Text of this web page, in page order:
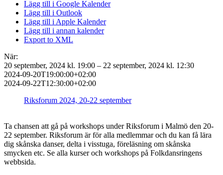
Lägg till i Google Kalender
Lägg till i Outlook
Lägg till i Apple Kalender
Lägg till i annan kalender
Export to XML
När:
20 september, 2024 kl. 19:00 – 22 september, 2024 kl. 12:30
2024-09-20T19:00:00+02:00
2024-09-22T12:30:00+02:00
Riksforum 2024, 20-22 september
Ta chansen att gå på workshops under Riksforum i Malmö den 20-
22 september. Riksforum är för alla medlemmar och du kan få lära
dig skånska danser, delta i visstuga, föreläsning om skånska
smycken etc. Se alla kurser och workshops på Folkdansringens
webbsida.